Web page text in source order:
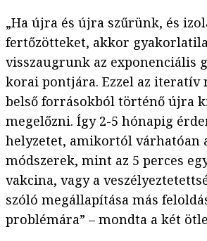
„Ha újra és újra szűrünk, és
fertőzötteket, akkor
visszaugrunk az exponenciális
korai pontjára. Ezzel az iteratív
belső forrásokból történő újra
megelőzni. Így 2-5 hónapig
helyzetet, amikortól várhatóan
módszerek, mint az 5 perces
vakcina, vagy a
szóló megállapítása más
problémára” – mondta a két